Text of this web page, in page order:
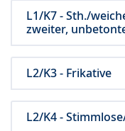
L1/K7 - Sth./
zweiter,
L2/K3 - Frikative
L2/K4 -